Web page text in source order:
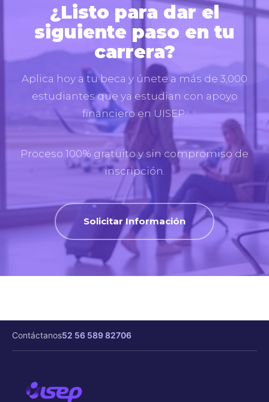
¿Listo para dar el
siguiente paso en tu
carrera?
Aplica hoy a tu beca y únete a más de 3,000
estudiantes que ya estudian con apoyo
financiero en UISEP.
Proceso 100% gratuito y sin compromiso de
inscripción.
Solicitar Información
Contáctanos52 56 589 82706